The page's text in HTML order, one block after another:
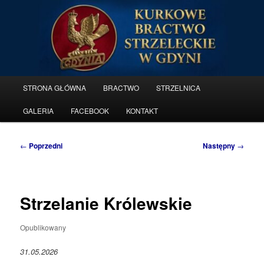
Kurkowe Bractwo Strzeleckie w
Gdyni
STRONA GŁÓWNA BRACTWO STRZELNICA
GALERIA FACEBOOK KONTAKT
Nawigacja
← Poprzedni Następny →
Strzelanie Królewskie
Opublikowany
31.05.2026